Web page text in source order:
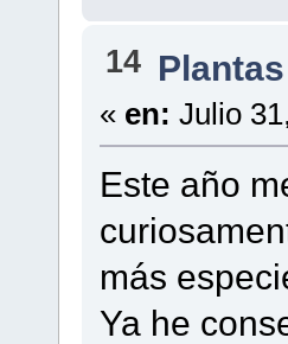
14
« en: Julio
Este año
más
Ya he